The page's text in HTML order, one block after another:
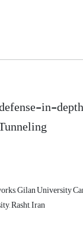
in-
Gilan University
Rasht, Iran